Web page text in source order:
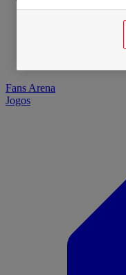
Fans Arena
Jogos